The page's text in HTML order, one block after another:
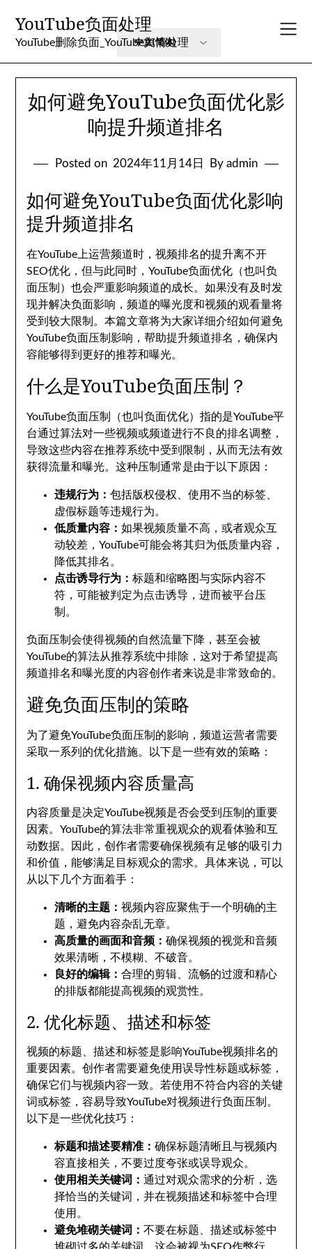
content
YouTube负面处理
YouTube删除负面_YouTube舆情处理
如何避免YouTube负面优化影
响提升频道排名
Posted on 2024年11月14日 By admin
如何避免YouTube负面优化影响
提升频道排名
在YouTube上运营频道时，视频排名的提升离不开
SEO优化，但与此同时，YouTube负面优化（也叫负
面压制）也会严重影响频道的成长。如果没有及时发
现并解决负面影响，频道的曝光度和视频的观看量将
受到较大限制。本篇文章将为大家详细介绍如何避免
YouTube负面压制影响，帮助提升频道排名，确保内
容能够得到更好的推荐和曝光。
什么是YouTube负面压制？
YouTube负面压制（也叫负面优化）指的是YouTube平
台通过算法对一些视频或频道进行不良的排名调整，
导致这些内容在推荐系统中受到限制，从而无法有效
获得流量和曝光。这种压制通常是由于以下原因：
违规行为：包括版权侵权、使用不当的标签、
虚假标题等违规行为。
低质量内容：如果视频质量不高，或者观众互
动较差，YouTube可能会将其归为低质量内容，
降低其排名。
点击诱导行为：标题和缩略图与实际内容不
符，可能被判定为点击诱导，进而被平台压
制。
负面压制会使得视频的自然流量下降，甚至会被
YouTube的算法从推荐系统中排除，这对于希望提高
频道排名和曝光度的内容创作者来说是非常致命的。
避免负面压制的策略
为了避免YouTube负面压制的影响，频道运营者需要
采取一系列的优化措施。以下是一些有效的策略：
1. 确保视频内容质量高
内容质量是决定YouTube视频是否会受到压制的重要
因素。YouTube的算法非常重视观众的观看体验和互
动数据。因此，创作者需要确保视频有足够的吸引力
和价值，能够满足目标观众的需求。具体来说，可以
从以下几个方面着手：
清晰的主题：视频内容应聚焦于一个明确的主
题，避免内容杂乱无章。
高质量的画面和音频：确保视频的视觉和音频
效果清晰，不模糊、不破音。
良好的编辑：合理的剪辑、流畅的过渡和精心
的排版都能提高视频的观赏性。
2. 优化标题、描述和标签
视频的标题、描述和标签是影响YouTube视频排名的
重要因素。创作者需要避免使用误导性标题或标签，
确保它们与视频内容一致。若使用不符合内容的关键
词或标签，容易导致YouTube对视频进行负面压制。
以下是一些优化技巧：
标题和描述要精准：确保标题清晰且与视频内
容直接相关，不要过度夸张或误导观众。
使用相关关键词：通过对观众需求的分析，选
择恰当的关键词，并在视频描述和标签中合理
使用。
避免堆砌关键词：不要在标题、描述或标签中